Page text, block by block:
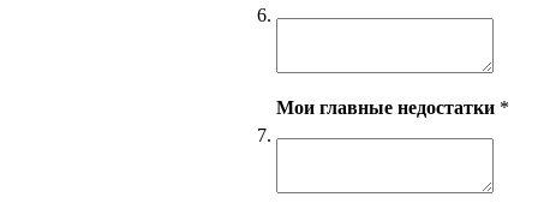
6.
7.
Мои главные недостатки *